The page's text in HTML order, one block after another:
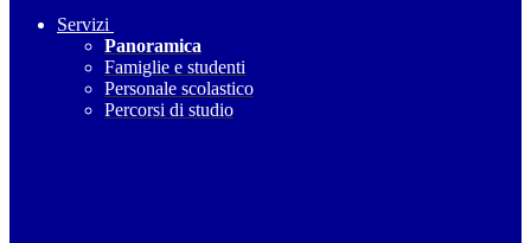
Servizi
Panoramica
Famiglie e studenti
Personale scolastico
Percorsi di studio